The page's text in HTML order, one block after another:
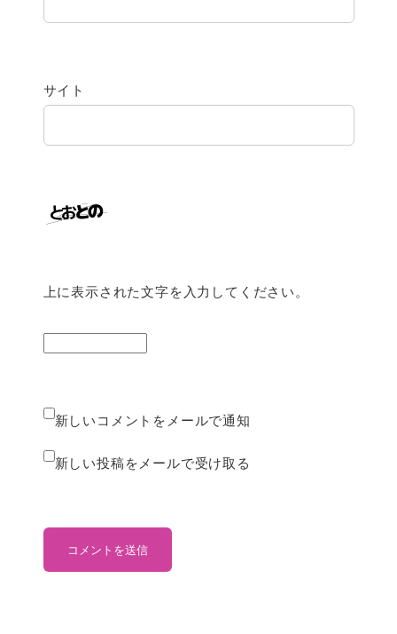
サイト
上に表示された文字を入力してください。
新しいコメントをメールで通知
新しい投稿をメールで受け取る